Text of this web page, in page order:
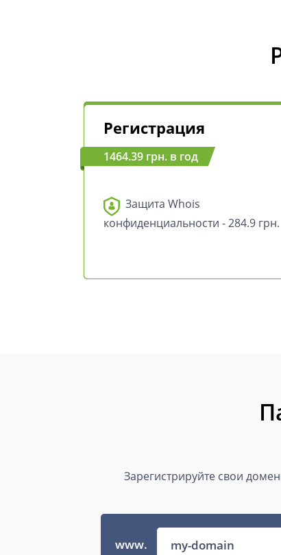
Регистрация
1464.39 грн. в год
Защита Whois
конфиденциальности - 284.9 грн.
Зарегистрируйте свои
www.